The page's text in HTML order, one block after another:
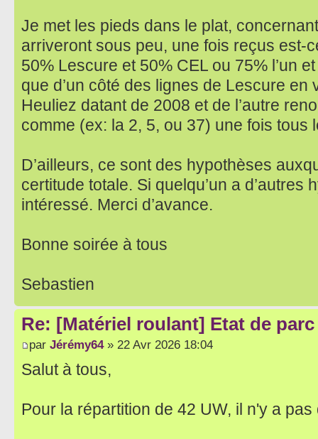
Je met les pieds dans le plat,
arriveront sous peu, une fois reçus est-
50% Lescure et 50% CEL ou 75% l’un
que d’un côté des lignes de Lescure
Heuliez datant de 2008 et de l’autre
comme (ex: la 2, 5, ou 37) une fois tous
D’ailleurs, ce sont des hypothèses
certitude totale. Si quelqu’un a d’autres
intéressé. Merci d’avance.
Bonne soirée à tous
Sebastien
Re: [Matériel roulant] Etat de
par Jérémy64» 22 Avr 2026 18:04
Salut à tous,
Pour la répartition de 42 UW, il n'y a